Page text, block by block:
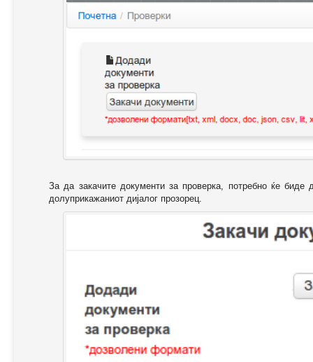
За да закачите документи за проверка, потребно ќе биде
долуприкажаниот дијалог прозорец.